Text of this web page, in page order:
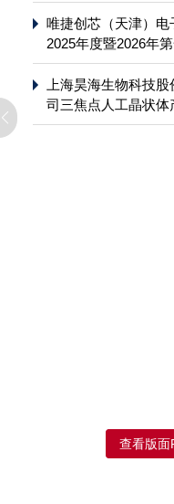
唯捷创芯（天津）
2025年度暨2026年
上海昊海生物科技
司三焦点人工晶状
查看版面